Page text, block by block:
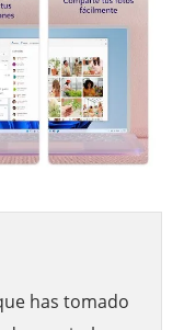
has tomado